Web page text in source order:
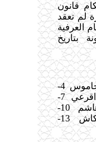
قانون
لم تعقد
العرفية
بتاريخ
3- فاتح جاموس 4-
7-
10-
13-